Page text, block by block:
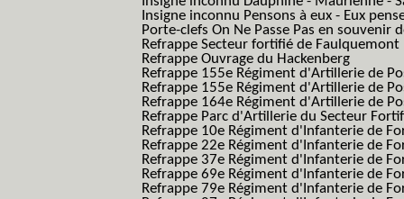
Insigne inconnu Pensons à eux - Eux
Porte-clefs On Ne Passe Pas en souvenir
Refrappe Secteur fortifié de Faulquemont
Refrappe Ouvrage du Hackenberg
Refrappe 155e Régiment d'Artillerie de
Refrappe 155e Régiment d'Artillerie de
Refrappe 164e Régiment d'Artillerie de
Refrappe Parc d'Artillerie du Secteur
Refrappe 10e Régiment d'Infanterie de
Refrappe 22e Régiment d'Infanterie de
Refrappe 37e Régiment d'Infanterie de
Refrappe 69e Régiment d'Infanterie de
Refrappe 79e Régiment d'Infanterie de